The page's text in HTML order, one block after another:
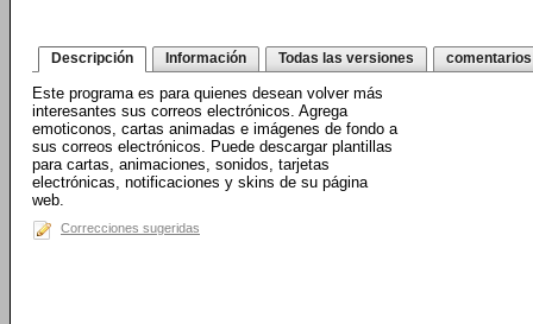
Descripción Información Todas las versiones comentarios
Este programa es para quienes desean volver más
interesantes sus correos electrónicos. Agrega
emoticonos, cartas animadas e imágenes de fondo a
sus correos electrónicos. Puede descargar plantillas
para cartas, animaciones, sonidos, tarjetas
electrónicas, notificaciones y skins de su página
web.
Correcciones sugeridas